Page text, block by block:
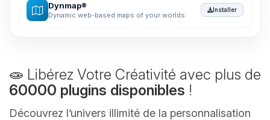
Dynmap®
Dynamic web-based maps of your worlds
Installer
🧫 Libérez Votre Créativité avec plus de
60000 plugins disponibles !
Découvrez l’univers illimité de la personnalisation